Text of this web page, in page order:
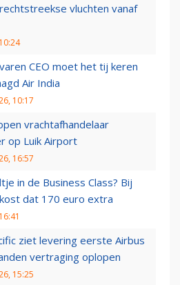
vluchten vanaf
CEO moet het tij keren
Air India
10:17
vrachtafhandelaar
op Luik Airport
16:57
in de Business Class? Bij
dat 170 euro extra
ziet levering eerste Airbus
vertraging oplopen
15:25